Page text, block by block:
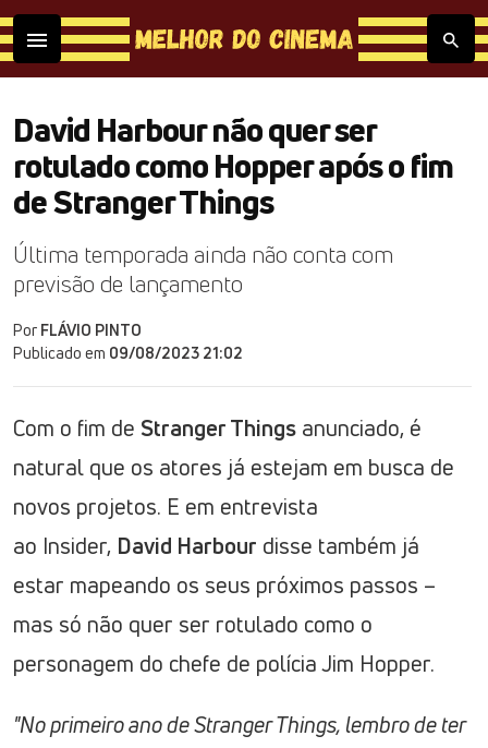
David Harbour não quer ser
rotulado como Hopper após o fim
de Stranger Things
Última temporada ainda não conta com
previsão de lançamento
Por FLÁVIO PINTO
Publicado em 09/08/2023 21:02
Com o fim de Stranger Things anunciado, é
natural que os atores já estejam em busca de
novos projetos. E em entrevista
ao Insider, David Harbour disse também já
estar mapeando os seus próximos passos –
mas só não quer ser rotulado como o
personagem do chefe de polícia Jim Hopper.
"No primeiro ano de Stranger Things, lembro de ter